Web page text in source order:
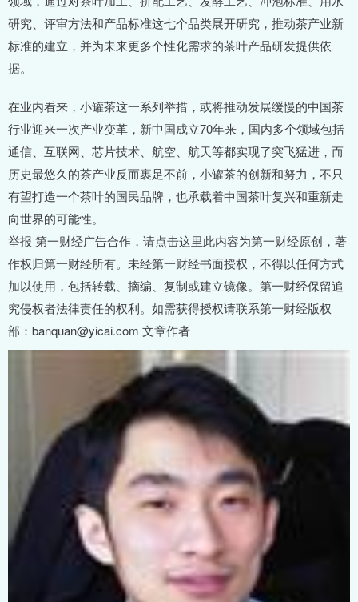
研究、评审方法和产品标准这七个品类展开研究，推动茶产业新
标准的建立，并为未来更多个性化需求的茶叶产品研发提供依
据。
在业内看来，小罐茶这一系列举措，或将推动发展缓慢的中国茶
行业迎来一次产业变革，新中国成立70年来，国内多个领域包括
通信、互联网、芯片技术、航空、航天等都实现了突飞猛进，而
历史最悠久的茶产业反而裹足不前，小罐茶的创新和努力，不只
有望打造一个茶叶的国民品牌，也承载着中国茶叶复兴和重新走
向世界的可能性。
举报 第一财经广告合作，请点击这里此内容为第一财经原创，著
作权归第一财经所有。未经第一财经书面授权，不得以任何方式
加以使用，包括转载、摘编、复制或建立镜像。第一财经保留追
究侵权者法律责任的权利。如需获得授权请联系第一财经版权
部：banquan@yicai.com 文章作者